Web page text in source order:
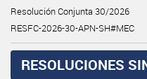
Resolución Conjunta 30/2026
RESFC-2026-30-APN-SH#MEC
RESOLUCIONES